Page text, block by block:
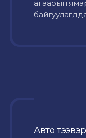
агаарын
Авто тээвэр